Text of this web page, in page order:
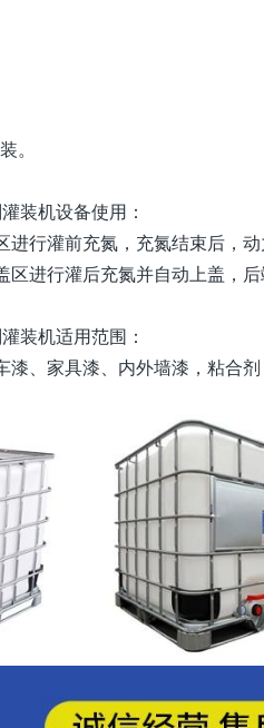
。
装机设备使用：
进行灌前充氮，充氮结束后，
进行灌后充氮并自动上盖，
装机适用范围：
、家具漆、内外墙漆，粘合